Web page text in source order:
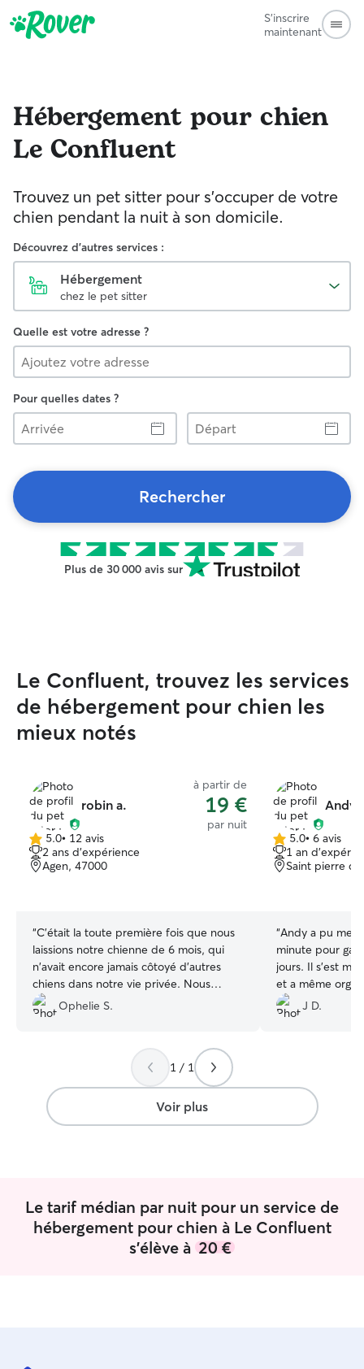
S'inscrire
maintenant
Hébergement pour chien
Le Confluent
Trouvez un pet sitter pour s'occuper de votre
chien pendant la nuit à son domicile.
Découvrez d'autres services :
Hébergement
chez le pet sitter
Quelle est votre adresse ?
Pour quelles dates ?
Arrivée
Départ
Rechercher
Plus de 30 000 avis sur
Le Confluent, trouvez les services
de hébergement pour chien les
mieux notés
robin a.
à partir de
19 €
par nuit
5.0 étoile(s)
sur
5
5.0• 12 avis
2 ans d'expérience
Agen, 47000
“C'était la toute première fois que nous
laissions notre chienne de 6 mois, qui
n'avait encore jamais côtoyé d'autres
chiens dans notre vie privée. Nous
avions forcément une petite
appréhension, mais Robin a été
nécessaire le matin pour nous rassurer,
nous accompagner et faire les
présentations en douceur. Grâce à cette
bienveillance, nous avons pu passer
notre journée en extérieur l'esprit 100 %
agréablement fatiguée par ses aventures
de la journée. Un immense merci à
Robin, Capucine et au super Murphy
pour leur accueil, leur patience et leur
Ophelie S.
Andy
5.0 étoile(s)
sur
5
5.0• 6 avis
1 an
Saint pierre
“Andy a pu me
minute pour
jours. Il s’est
et a même
activités. Jack s’est bien dépensé et il n’y
a eu aucun
J D.
1 / 1
Voir plus
Le tarif médian par nuit pour un service de
hébergement pour chien à Le Confluent
s'élève à 20 €